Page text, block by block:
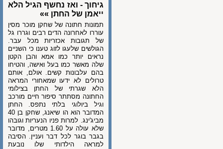
גיחוך - ואז נחשף הגיל הלא
ייאמן של החתן »»
תמונות חתונה של שחקן מוכר מסין
עוררו לאחרונה הדים רבים וגררו גל
של תגובות אכזריות מכל עבר.
הגולשים שלעגו לזוג טענו כי השניים
נראים יותר כמו אמא והבן הקטן
שלה מאשר כמו בעל ואישה, והטיחו
בהם עלבונות קשים. אולם, אותם
טרולים לא ידעו שמאחורי המראה
הלא שגרתי של החתן בצילומי
החתונה מסתתר סיפור חיים מורכב
וגיל ביולוגי בלתי נתפס. החתן
המדובר הוא הו שיאנג, שחקן בן 40
מביג'ינג. למרות פניו הנעריות וגובהו
שלא עולה על 1.60 מטרים, מדובר
בגבר בוגר לכל דבר ועניין. הסיבה
למראה הילדותי שלו נובעת